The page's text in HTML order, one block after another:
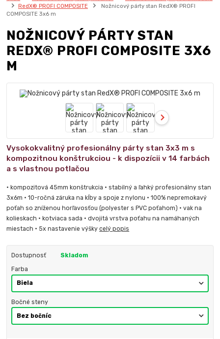
RedX® PROFI COMPOSITE
Nožnicový párty stan RedX® PROFI
COMPOSITE 3x6 m
NOŽNICOVÝ PÁRTY STAN
REDX® PROFI COMPOSITE 3X6
M
Vysokokvalitný profesionálny párty stan 3x3 m s
kompozitnou konštrukciou - k dispozícii v 14 farbách
a s vlastnou potlačou
• kompozitová 45mm konštrukcia • stabilný a ľahký profesionálny stan
3x6m • 10-ročná záruka na kĺby a spoje z nylonu • 100% nepremokavý
poťah so zníženou horľavosťou (polyester s PVC poťahom) • vak na
kolieskach • kotviaca sada • dvojitá vrstva poťahu na namáhaných
miestach • 5x nastavenie výškycelý popis
Dostupnosť Skladom
Farba
Bočné steny